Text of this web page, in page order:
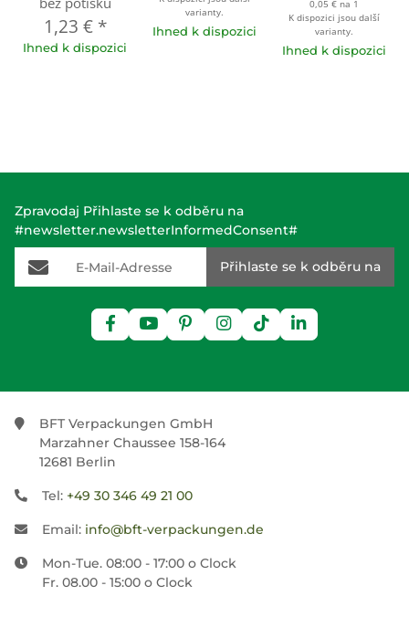
1,23 € *
Ihned k dispozici
varianty.
Ihned k dispozici
0,05 € na 1
K dispozici jsou další
varianty.
Ihned k dispozici
Zpravodaj Přihlaste se k odběru na
#newsletter.newsletterInformedConsent#
E-Mail-Adresse
Přihlaste se k odběru na
BFT Verpackungen GmbH
Marzahner Chaussee 158-164
12681 Berlin
Tel: +49 30 346 49 21 00
Email: info@bft-verpackungen.de
Mon-Tue. 08:00 - 17:00 o Clock
Fr. 08.00 - 15:00 o Clock